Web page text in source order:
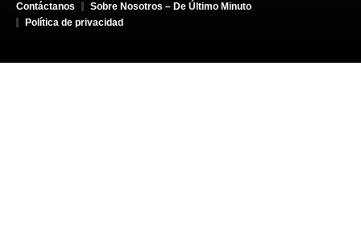
Contáctanos
Sobre Nosotros – De Último Minuto
Política de privacidad